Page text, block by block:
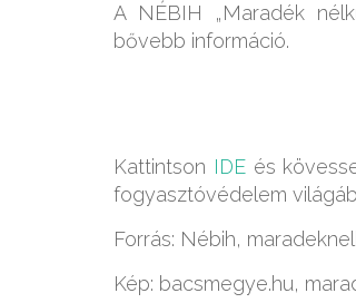
A NÉBIH „Maradék
bővebb információ.
Kattintson IDEés
fogyasztóvédelem
Forrás: Nébih,
Kép: bacsmegye.hu,